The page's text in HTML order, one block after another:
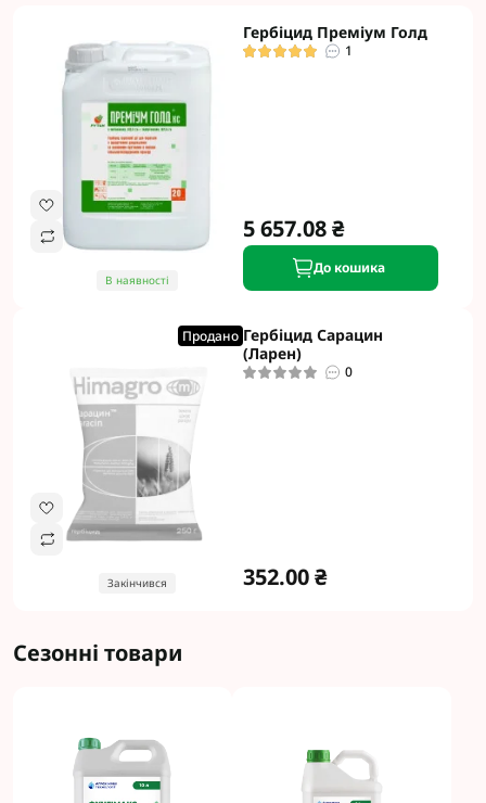
В наявності
Гербіцид Преміум Голд
1
5 657.08 ₴
До кошика
Продано
Закінчився
Гербіцид Сарацин
(Ларен)
0
352.00 ₴
Сезонні товари